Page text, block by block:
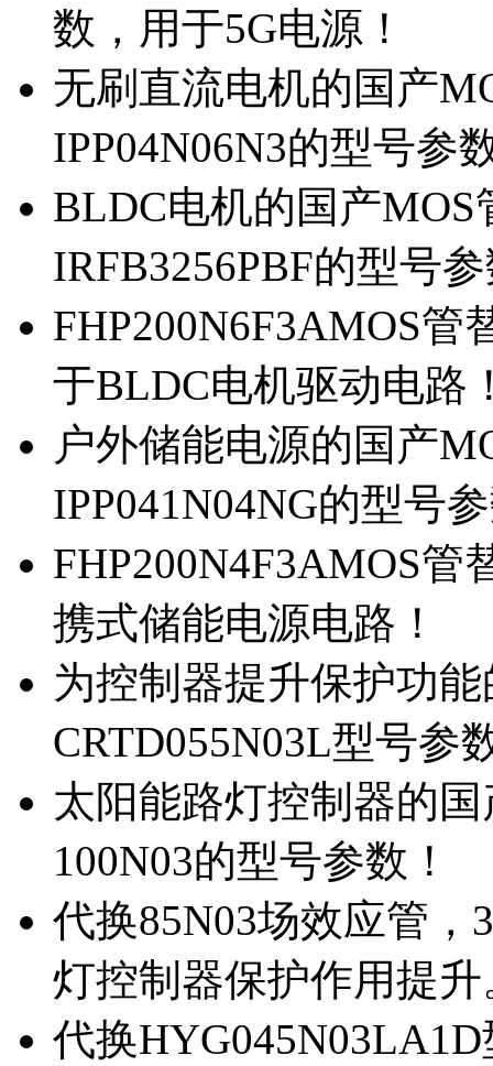
数，用于5G电源！
无刷直流电机的国产
IPP04N06N3的型号参
BLDC电机的国产MOS
IRFB3256PBF的型号
FHP200N6F3AMOS管
于BLDC电机驱动电路
户外储能电源的国产
IPP041N04NG的型号
FHP200N4F3AMOS管
携式储能电源电路！
为控制器提升保护功
CRTD055N03L型号参
太阳能路灯控制器的
100N03的型号参数！
代换85N03场效应管
灯控制器保护作用提升
代换